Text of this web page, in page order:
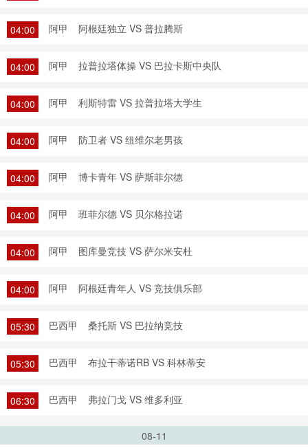
04:00 阿甲 阿根廷独立 VS 普拉腾斯
04:00 阿甲 拉普拉塔体操 VS 巴拉卡斯中央队
04:00 阿甲 利斯特雷 VS 拉普拉塔大学生
04:00 阿甲 防卫者 VS 纽维尔老男孩
04:00 阿甲 博卡青年 VS 萨斯菲尔德
04:00 阿甲 班菲尔德 VS 贝尔格拉诺
04:00 阿甲 图库曼竞技 VS 萨尔米安杜
04:00 阿甲 阿根廷青年人 VS 竞技俱乐部
05:30 巴西甲 桑托斯 VS 巴拉纳竞技
05:30 巴西甲 布拉干蒂诺RB VS 科林蒂安
06:30 巴西甲 弗拉门戈 VS 维多利亚
08-11